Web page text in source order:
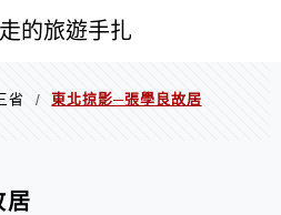
的旅遊手扎
省 / 東北掠影─張學良故居
居